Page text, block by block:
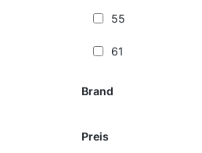
55
61
Brand
Preis